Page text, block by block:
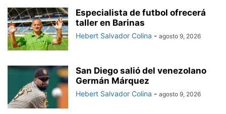
Especialista de futbol ofrecerá
taller en Barinas
Hebert Salvador Colina - agosto 9, 2026
San Diego salió del venezolano
Germán Márquez
Hebert Salvador Colina - agosto 9, 2026